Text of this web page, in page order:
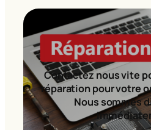
Contactez nous vite
réparation pour votre
Nous sommes